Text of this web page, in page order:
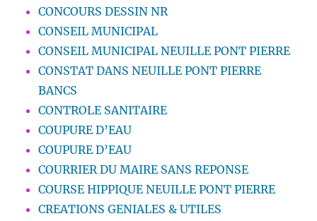
CONCOURS DESSIN NR
CONSEIL MUNICIPAL
CONSEIL MUNICIPAL NEUILLE PONT PIERRE
CONSTAT DANS NEUILLE PONT PIERRE
BANCS
CONTROLE SANITAIRE
COUPURE D’EAU
COUPURE D’EAU
COURRIER DU MAIRE SANS REPONSE
COURSE HIPPIQUE NEUILLE PONT PIERRE
CREATIONS GENIALES & UTILES